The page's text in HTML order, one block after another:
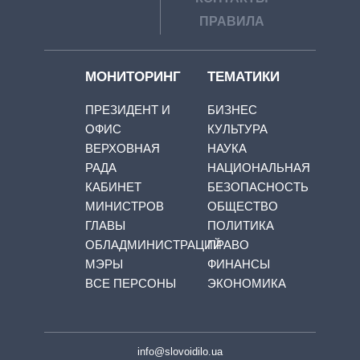
ПРАВИЛА
МОНИТОРИНГ
ПРЕЗИДЕНТ И
ОФИС
ВЕРХОВНАЯ
РАДА
КАБИНЕТ
МИНИСТРОВ
ГЛАВЫ
ОБЛАДМИНИСТРАЦИЙ
МЭРЫ
ВСЕ ПЕРСОНЫ
ТЕМАТИКИ
БИЗНЕС
КУЛЬТУРА
НАУКА
НАЦИОНАЛЬНАЯ
БЕЗОПАСНОСТЬ
ОБЩЕСТВО
ПОЛИТИКА
ПРАВО
ФИНАНСЫ
ЭКОНОМИКА
info@slovoidilo.ua